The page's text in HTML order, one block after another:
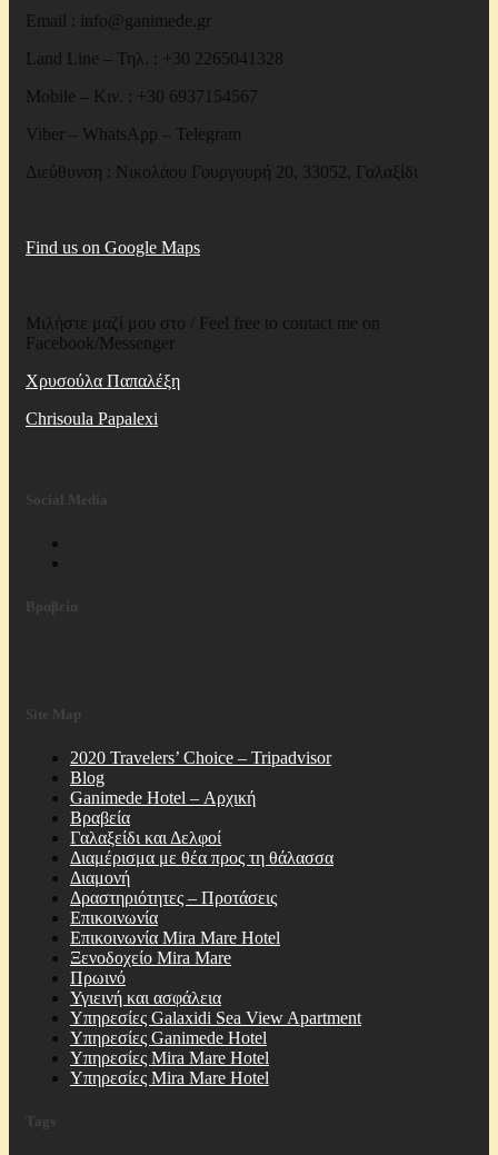
Email : info@ganimede.gr
Land Line – Τηλ. : +30 2265041328
Mobile – Κιν. : +30 6937154567
Viber – WhatsApp – Telegram
Διεύθυνση : Νικολάου Γουργουρή 20, 33052, Γαλαξίδι
Find us on Google Maps
Μιλήστε μαζί μου στο / Feel free to contact me on
Facebook/Messenger
Χρυσούλα Παπαλέξη
Chrisoula Papalexi
Social Media
Βραβεία
Site Map
2020 Travelers’ Choice – Tripadvisor
Blog
Ganimede Hotel – Αρχική
Βραβεία
Γαλαξείδι και Δελφοί
Διαμέρισμα με θέα προς τη θάλασσα
Διαμονή
Δραστηριότητες – Προτάσεις
Επικοινωνία
Επικοινωνία Mira Mare Hotel
Ξενοδοχείο Mira Mare
Πρωινό
Υγιεινή και ασφάλεια
Υπηρεσίες Galaxidi Sea View Apartment
Υπηρεσίες Ganimede Hotel
Υπηρεσίες Mira Mare Hotel
Υπηρεσίες Mira Mare Hotel
Tags